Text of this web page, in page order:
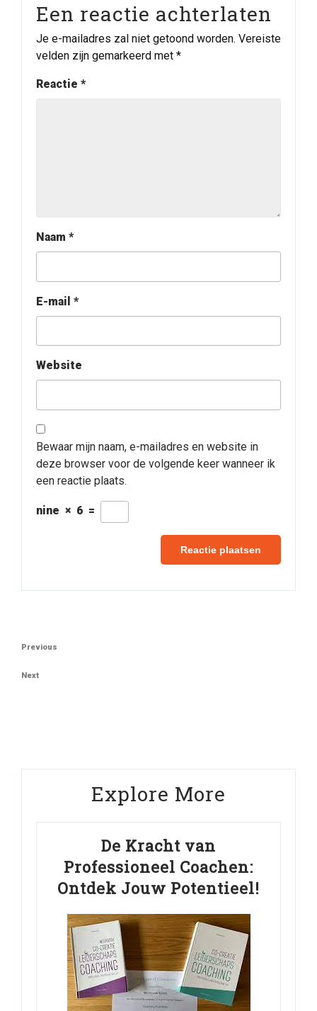
Een reactie achterlaten
Je e-mailadres zal niet getoond worden. Vereiste
velden zijn gemarkeerd met *
Reactie *
Naam *
E-mail *
Website
Bewaar mijn naam, e-mailadres en website in
deze browser voor de volgende keer wanneer ik
een reactie plaats.
nine × 6 =
Berichtnavigatie
Previous
Previous
Next
Next
Explore More
De Kracht van
Professioneel Coachen:
Ontdek Jouw Potentieel!